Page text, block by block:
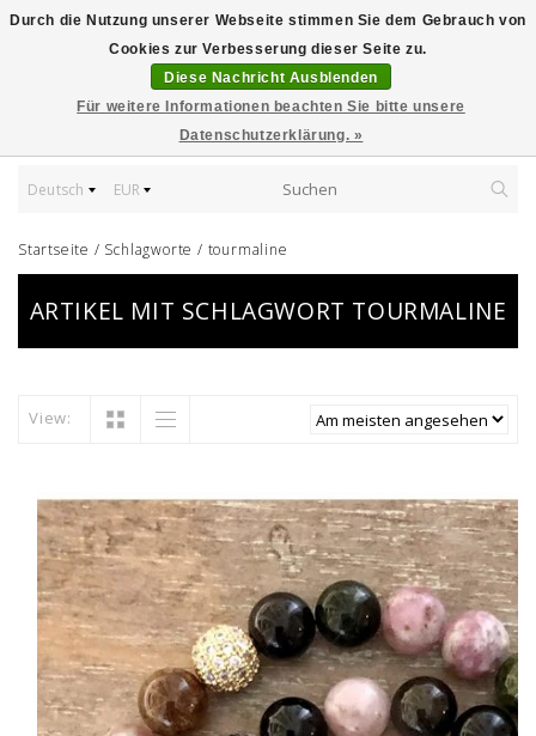
Deutsch EUR
Startseite / Schlagworte / tourmaline
ARTIKEL MIT SCHLAGWORT TOURMALINE
View:
Durch die Nutzung unserer Webseite stimmen Sie dem Gebrauch von
Cookies zur Verbesserung dieser Seite zu.
Diese Nachricht Ausblenden
Für weitere Informationen beachten Sie bitte unsere
Datenschutzerklärung. »